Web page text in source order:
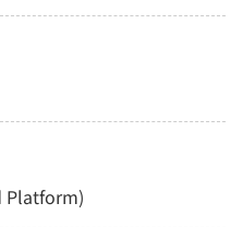
Platform)